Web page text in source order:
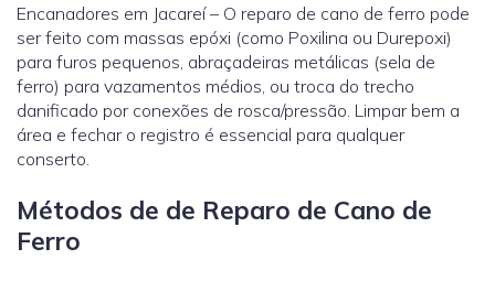
Encanadores em Jacareí – O reparo de cano de ferro pode
ser feito com massas epóxi (como Poxilina ou Durepoxi)
para furos pequenos, abraçadeiras metálicas (sela de
ferro) para vazamentos médios, ou troca do trecho
danificado por conexões de rosca/pressão. Limpar bem a
área e fechar o registro é essencial para qualquer
conserto.
Métodos de de Reparo de Cano de
Ferro